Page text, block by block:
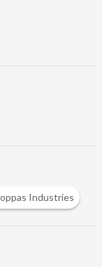
Industries